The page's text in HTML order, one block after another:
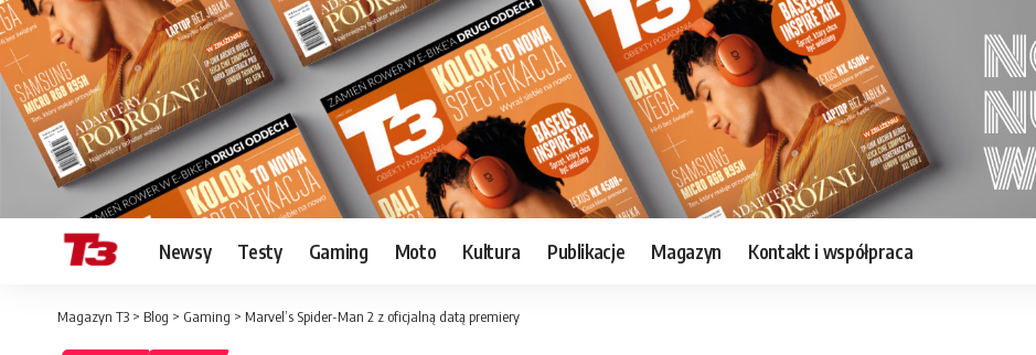
Newsy Testy Gaming Moto Kultura Publikacje Magazyn Kontakt i współpraca
Magazyn T3 > Blog > Gaming > Marvel’s Spider-Man 2 z oficjalną datą premiery